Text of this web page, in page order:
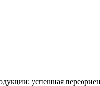
успешная